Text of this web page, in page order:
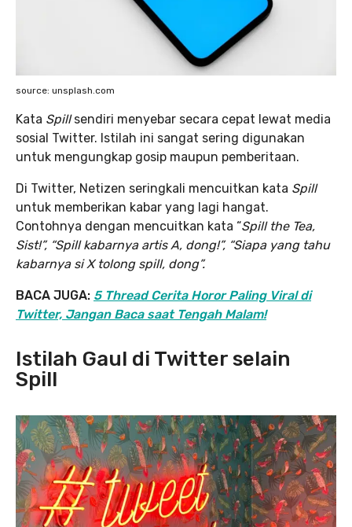
source: unsplash.com
Kata Spillsendiri menyebar secara cepat lewat media
sosial Twitter. Istilah ini sangat sering digunakan
untuk mengungkap gosip maupun pemberitaan.
Di Twitter, Netizen seringkali mencuitkan kata Spill
untuk memberikan kabar yang lagi hangat.
Contohnya dengan mencuitkan kata “Spill the Tea,
Sist!”, “Spill kabarnya artis A, dong!”, “Siapa yang tahu
kabarnya si X tolong spill, dong”.
BACA JUGA: 5 Thread Cerita Horor Paling Viral di
Twitter, Jangan Baca saat Tengah Malam!
Istilah Gaul di Twitter selain
Spill